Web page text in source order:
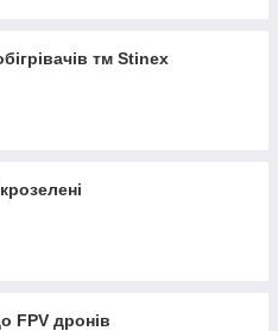
тм Stinex
FPV дронів